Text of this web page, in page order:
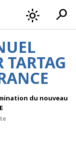
light_mode search
du nouveau